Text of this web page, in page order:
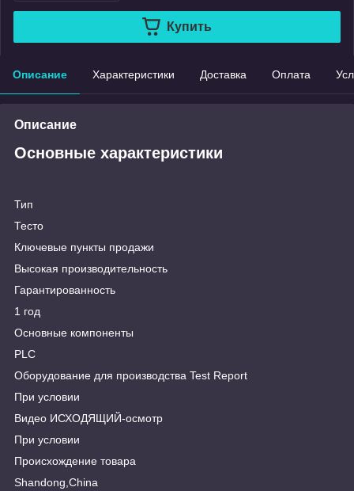
Купить
Описание Характеристики Доставка Оплата
Описание
Основные характеристики
Тип
Тесто
Ключевые пункты продажи
Высокая производительность
Гарантированность
1 год
Основные компоненты
PLC
Оборудование для производства Test Report
При условии
Видео ИСХОДЯЩИЙ-осмотр
При условии
Происхождение товара
Shandong,China